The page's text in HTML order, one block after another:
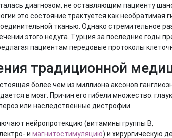
диагнозом, не оставляющим пациенту
это состояние трактуется как необратимая
тканью. Однако стремительное
этого недуга. Турция за последние годы
пациентам передовые протоколы
традиционной
более чем из миллиона аксонов
в мозг. Причин его гибели множество:
или наследственные дистрофии.
нейропротекцию (витамины группы B,
и магнитостимуляцию) и хирургическую